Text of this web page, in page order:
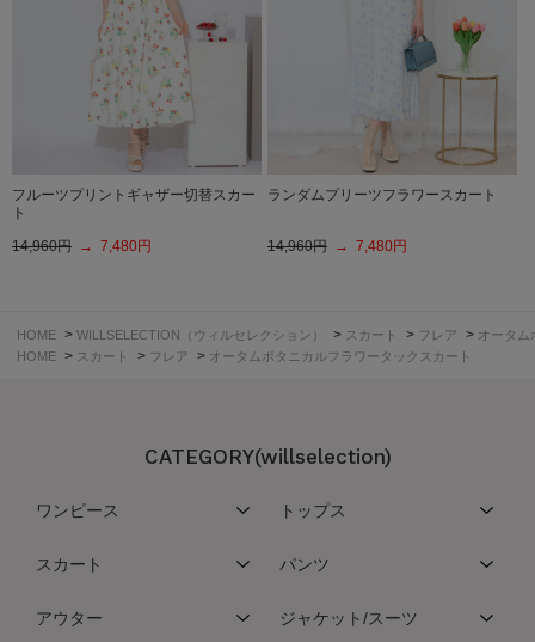
フルーツプリントギャザー切替スカー
ト
14,960円 → 7,480円
ランダムプリーツフラワースカート
14,960円 → 7,480円
HOME > WILLSELECTION（ウィルセレクション） > スカート > フレア > オータム
HOME > スカート > フレア > オータムボタニカルフラワータックスカート
CATEGORY(willselection)
ワンピース トップス
スカート パンツ
アウター ジャケット/スーツ